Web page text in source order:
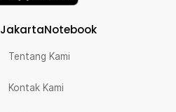
JakartaNotebook
Tentang Kami
Kontak Kami